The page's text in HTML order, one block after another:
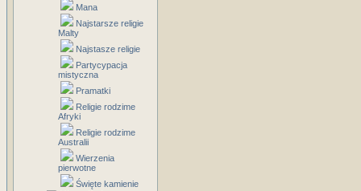
Mana
Najstarsze religie
Malty
Najstasze religie
Partycypacja
mistyczna
Pramatki
Religie rodzime
Afryki
Religie rodzime
Australii
Wierzenia
pierwotne
Święte kamienie